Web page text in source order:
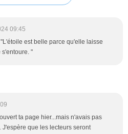
09:45
est belle parce qu'elle laisse
"
ta page hier...mais n'avais pas
J'espère que les lecteurs seront